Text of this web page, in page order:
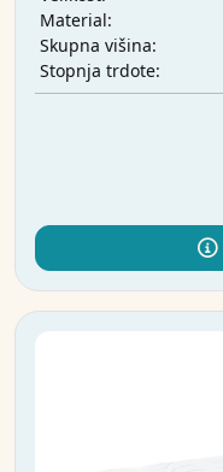
Material:
Skupna višina:
Stopnja trdote: